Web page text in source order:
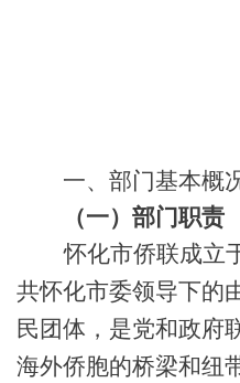
一、部门基本概
（一）部门职责
怀化市侨联成立
共怀化市委领导下的
民团体，是党和政府
海外侨胞的桥梁和纽